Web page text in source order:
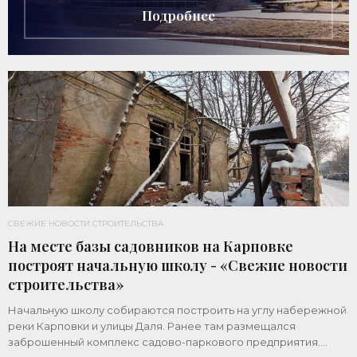
Подробнее
СВЕЖИЕ НОВОСТИ СТРОИТЕЛЬСТВА
На месте базы садовников на Карповке
построят начальную школу - «Свежие новости
строительства»
Начальную школу собираются построить на углу набережной
реки Карповки и улицы Даля. Ранее там размещался
заброшенный комплекс садово-паркового предприятия.